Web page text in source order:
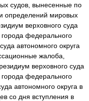
судов, вынесенные по
определений мировых
верховного суда
города федерального
автономного округа
жалоба,
верховного суда
города федерального
автономного округа в
со дня вступления в